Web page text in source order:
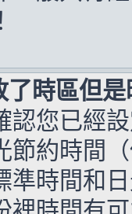
了時區但
認您已經
節約時間
準時間和